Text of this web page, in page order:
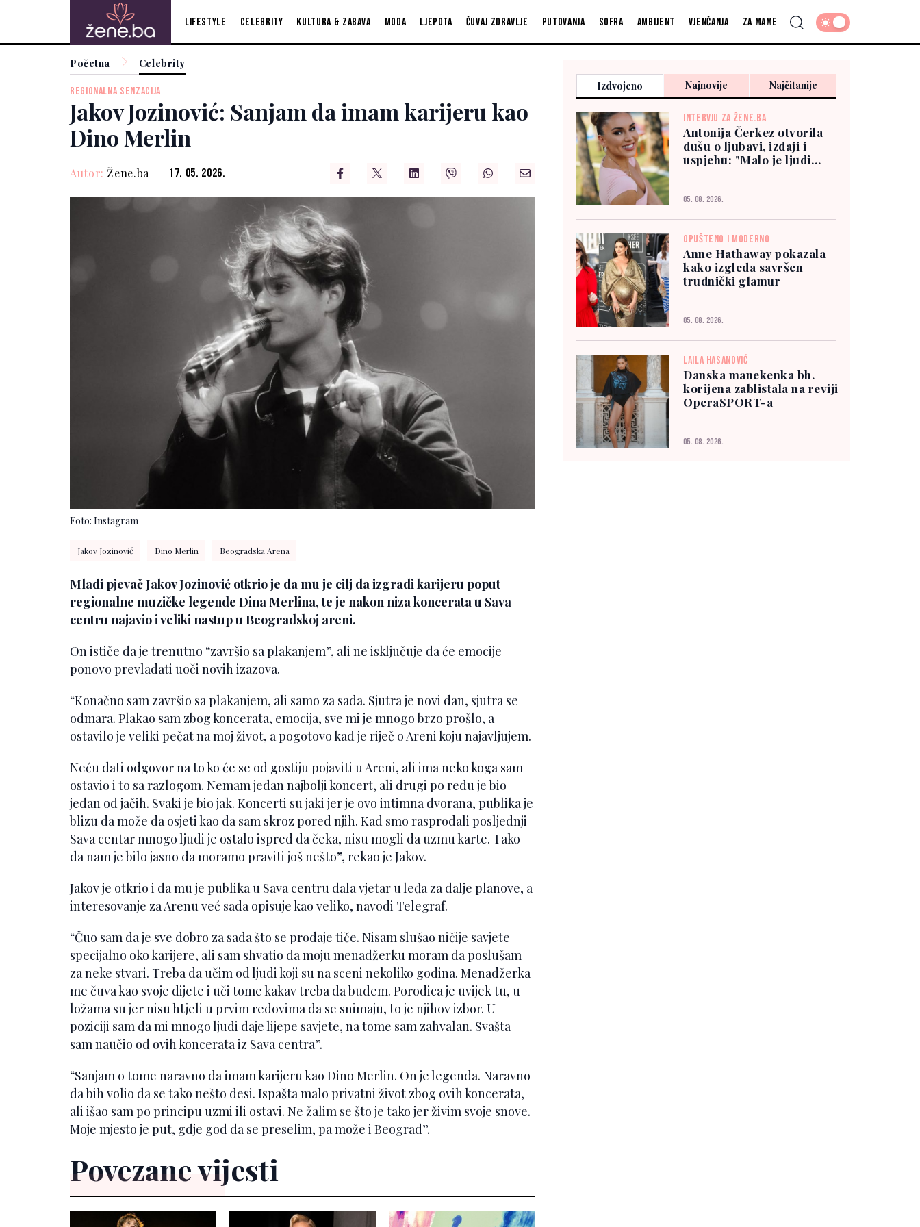
Lifestyle Celebrity Kultura & zabava Moda Ljepota Čuvaj zdravlje Putovanja Sofra Ambijent Vjenčanja Za mame
Početna Celebrity
REGIONALNA SENZACIJA
Jakov Jozinović: Sanjam da imam karijeru kao
Dino Merlin
Autor: Žene.ba 17. 05. 2026.
Foto: Instagram
Jakov Jozinović Dino Merlin Beogradska Arena
Mladi pjevač Jakov Jozinović otkrio je da mu je cilj da izgradi karijeru poput
regionalne muzičke legende Dina Merlina, te je nakon niza koncerata u Sava
centru najavio i veliki nastup u Beogradskoj areni.
On ističe da je trenutno “završio sa plakanjem”, ali ne isključuje da će emocije
ponovo prevladati uoči novih izazova.
“Konačno sam završio sa plakanjem, ali samo za sada. Sjutra je novi dan, sjutra se
odmara. Plakao sam zbog koncerata, emocija, sve mi je mnogo brzo prošlo, a
ostavilo je veliki pečat na moj život, a pogotovo kad je riječ o Areni koju najavljujem.
Neću dati odgovor na to ko će se od gostiju pojaviti u Areni, ali ima neko koga sam
ostavio i to sa razlogom. Nemam jedan najbolji koncert, ali drugi po redu je bio
jedan od jačih. Svaki je bio jak. Koncerti su jaki jer je ovo intimna dvorana, publika je
blizu da može da osjeti kao da sam skroz pored njih. Kad smo rasprodali posljednji
Sava centar mnogo ljudi je ostalo ispred da čeka, nisu mogli da uzmu karte. Tako
da nam je bilo jasno da moramo praviti još nešto”, rekao je Jakov.
Jakov je otkrio i da mu je publika u Sava centru dala vjetar u leđa za dalje planove, a
interesovanje za Arenu već sada opisuje kao veliko, navodi Telegraf.
“Čuo sam da je sve dobro za sada što se prodaje tiče. Nisam slušao ničije savjete
specijalno oko karijere, ali sam shvatio da moju menadžerku moram da poslušam
za neke stvari. Treba da učim od ljudi koji su na sceni nekoliko godina. Menadžerka
me čuva kao svoje dijete i uči tome kakav treba da budem. Porodica je uvijek tu, u
ložama su jer nisu htjeli u prvim redovima da se snimaju, to je njihov izbor. U
poziciji sam da mi mnogo ljudi daje lijepe savjete, na tome sam zahvalan. Svašta
sam naučio od ovih koncerata iz Sava centra”.
“Sanjam o tome naravno da imam karijeru kao Dino Merlin. On je legenda. Naravno
da bih volio da se tako nešto desi. Ispašta malo privatni život zbog ovih koncerata,
ali išao sam po principu uzmi ili ostavi. Ne žalim se što je tako jer živim svoje snove.
Moje mjesto je put, gdje god da se preselim, pa može i Beograd”.
Povezane vijesti
Izdvojeno Najnovije Najčitanije
INTERVJU ZA ŽENE.BA
Antonija Čerkez otvorila
dušu o ljubavi, izdaji i
uspjehu: "Malo je ljudi
05. 08. 2026.
OPUŠTENO I MODERNO
Anne Hathaway pokazala
kako izgleda savršen
trudnički glamur
05. 08. 2026.
LAILA HASANOVIĆ
Danska manekenka bh.
korijena zablistala na reviji
OperaSPORT-a
05. 08. 2026.